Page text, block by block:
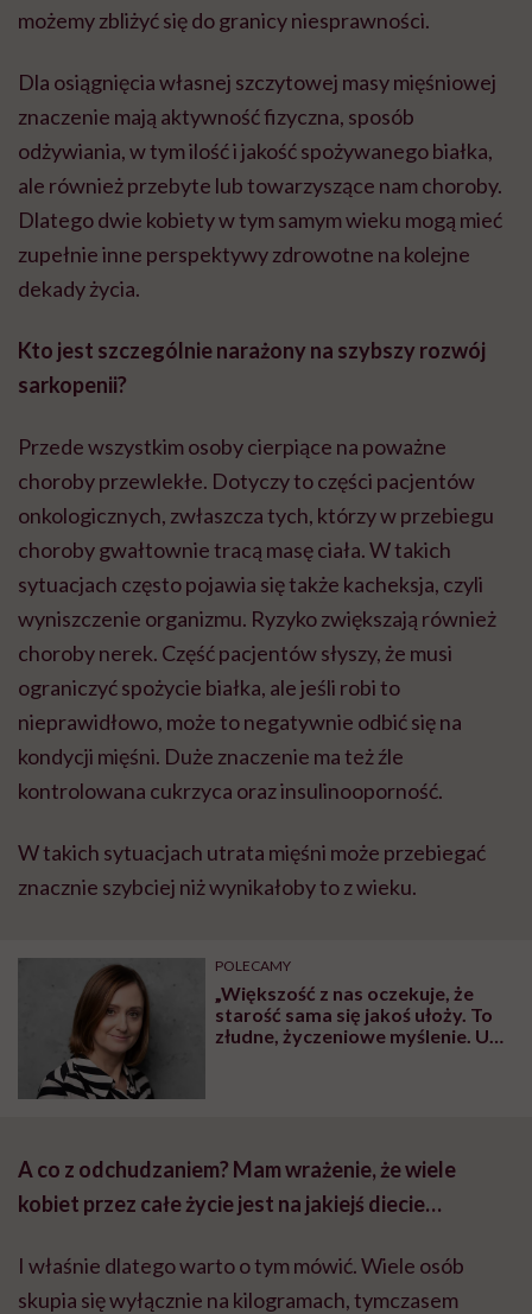
możemy zbliżyć się do granicy niesprawności.
Dla osiągnięcia własnej szczytowej masy mięśniowej
znaczenie mają aktywność fizyczna, sposób
odżywiania, w tym ilość i jakość spożywanego białka,
ale również przebyte lub towarzyszące nam choroby.
Dlatego dwie kobiety w tym samym wieku mogą mieć
zupełnie inne perspektywy zdrowotne na kolejne
dekady życia.
Kto jest szczególnie narażony na szybszy rozwój
sarkopenii?
Przede wszystkim osoby cierpiące na poważne
choroby przewlekłe. Dotyczy to części pacjentów
onkologicznych, zwłaszcza tych, którzy w przebiegu
choroby gwałtownie tracą masę ciała. W takich
sytuacjach często pojawia się także kacheksja, czyli
wyniszczenie organizmu. Ryzyko zwiększają również
choroby nerek. Część pacjentów słyszy, że musi
ograniczyć spożycie białka, ale jeśli robi to
nieprawidłowo, może to negatywnie odbić się na
kondycji mięśni. Duże znaczenie ma też źle
kontrolowana cukrzyca oraz insulinooporność.
W takich sytuacjach utrata mięśni może przebiegać
znacznie szybciej niż wynikałoby to z wieku.
POLECAMY
„Większość z nas oczekuje, że
starość sama się jakoś ułoży. To
złudne, życzeniowe myślenie. U
A co z odchudzaniem? Mam wrażenie, że wiele
kobiet przez całe życie jest na jakiejś diecie…
I właśnie dlatego warto o tym mówić. Wiele osób
skupia się wyłącznie na kilogramach, tymczasem